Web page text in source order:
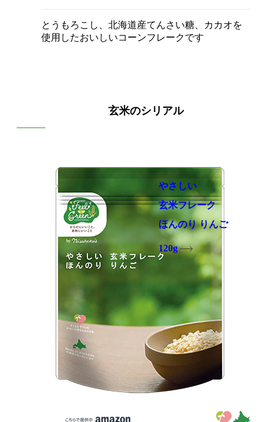
とうもろこし、北海道産てんさい糖、カカオを
使用したおいしいコーンフレークです
玄米のシリアル
やさしい
玄米フレーク
ほんのり りんご
120g